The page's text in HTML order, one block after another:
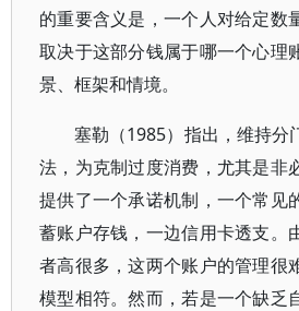
的重要含义是，一个人对给定数
取决于这部分钱属于哪一个心理
景、框架和情境。
塞勒（1985）指出，维持分
法，为克制过度消费，尤其是非
提供了一个承诺机制，一个常见
蓄账户存钱，一边信用卡透支。
者高很多，这两个账户的管理很
模型相符。然而，若是一个缺乏